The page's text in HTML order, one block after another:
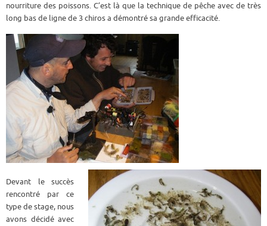
nourriture des poissons. C’est là que la technique de pêche avec de très
long bas de ligne de 3 chiros a démontré sa grande efficacité.
Devant le succès
rencontré par ce
type de stage, nous
avons décidé avec